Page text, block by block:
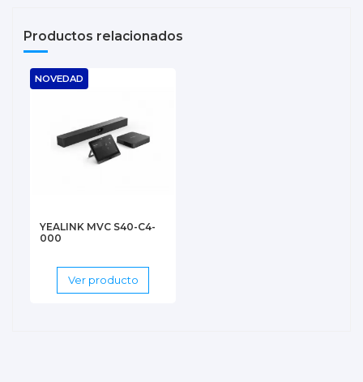
Productos relacionados
YEALINK MVC S40-C4-
000
Ver producto
NOVEDAD